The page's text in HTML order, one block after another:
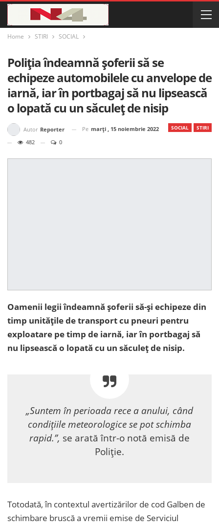
Home STIRI SOCIAL
Poliția îndeamnă șoferii să se
echipeze automobilele cu anvelope de
iarnă, iar în portbagaj să nu lipsească
o lopată cu un săculeț de nisip
SOCIAL STIRI
Autor Reporter Pe marți , 15 noiembrie 2022
482
0
Oamenii legii îndeamnă șoferii să-și echipeze din
timp unitățile de transport cu pneuri pentru
exploatare pe timp de iarnă, iar în portbagaj să
nu lipsească o lopată cu un săculeț de nisip.
„Suntem în perioada rece a anului, când
condițiile meteorologice se pot schimba
rapid.”, se arată într-o notă emisă de
Poliție.
Totodată, în contextul avertizărilor de cod Galben de
schimbare bruscă a vremii emise de Serviciul